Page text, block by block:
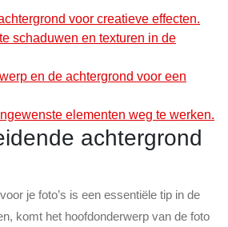
voor creatieve effecten.
schaduwen en texturen in de
en de achtergrond voor een
elementen weg te werken.
achtergrond
je foto’s is een essentiële tip in de
komt het hoofdonderwerp van de foto